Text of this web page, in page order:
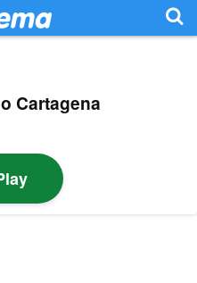
Cartagena